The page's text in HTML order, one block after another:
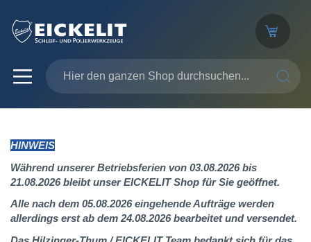
SUCHE
HINWEIS
Während unserer Betriebsferien von 03.08.2026 bis
21.08.2026 bleibt unser EICKELIT Shop für Sie geöffnet.
Alle nach dem 05.08.2026 eingehende Aufträge werden
allerdings erst ab dem 24.08.2026 bearbeitet und versendet.